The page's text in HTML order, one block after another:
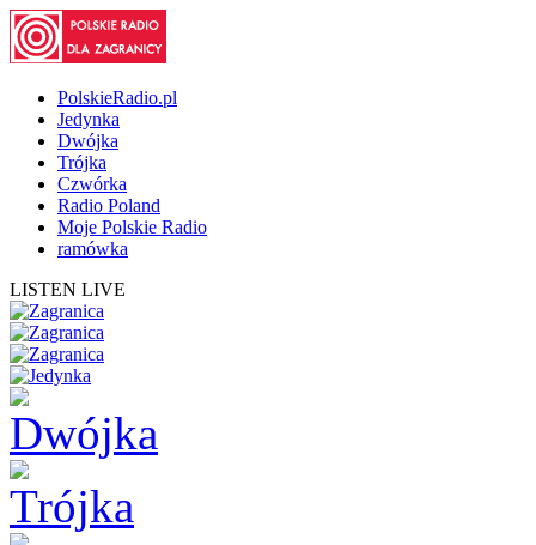
PolskieRadio.pl
Jedynka
Dwójka
Trójka
Czwórka
Radio Poland
Moje Polskie Radio
ramówka
LISTEN LIVE